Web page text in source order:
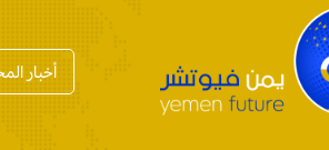
أخبار